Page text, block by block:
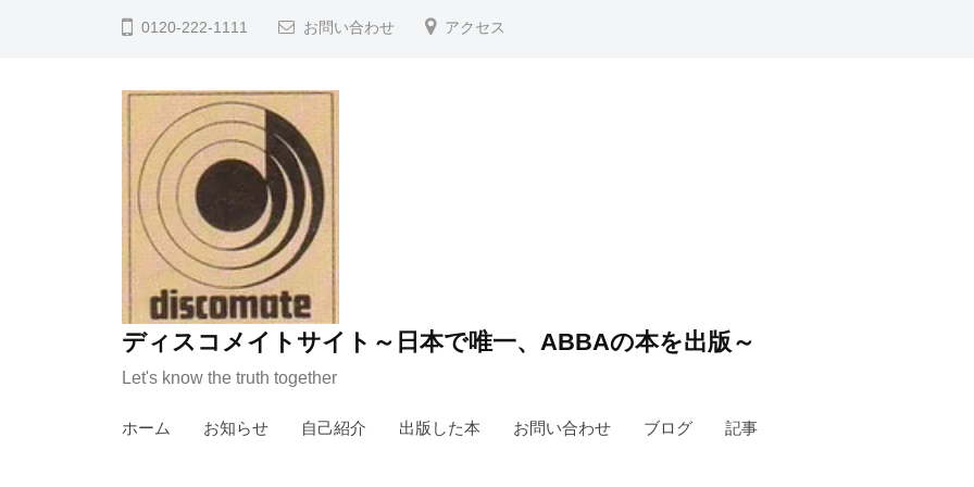
0120-222-1111 お問い合わせ アクセス
ディスコメイトサイト～日本で唯一、ABBAの本を出版～
Let's know the truth together
ホーム お知らせ 自己紹介 出版した本 お問い合わせ ブログ 記事